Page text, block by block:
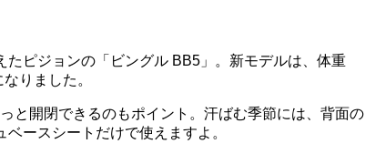
たピジョンの「ビングル BB5」。新モデルは、体重
りました。
と開閉できるのもポイント。汗ばむ季節には、背面の
ースシートだけで使えますよ。